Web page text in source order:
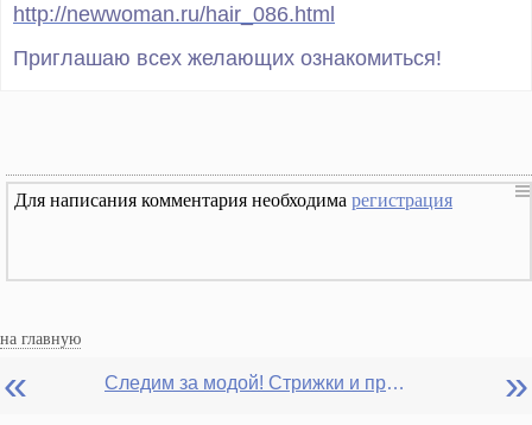
http://newwoman.ru/hair_086.html
Приглашаю всех желающих ознакомиться!
Для написания комментария необходима регистрация
на главную
« Следим за модой! Стрижки и прически летнего сезона 2009 »